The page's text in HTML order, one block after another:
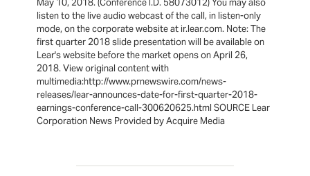
May 10, 2018. (Conference I.D. 58073012) You may also
listen to the live audio webcast of the call, in listen-only
mode, on the corporate website at ir.lear.com. Note: The
first quarter 2018 slide presentation will be available on
Lear's website before the market opens on April 26,
2018. View original content with
multimedia:http://www.prnewswire.com/news-
releases/lear-announces-date-for-first-quarter-2018-
earnings-conference-call-300620625.html SOURCE Lear
Corporation News Provided by Acquire Media